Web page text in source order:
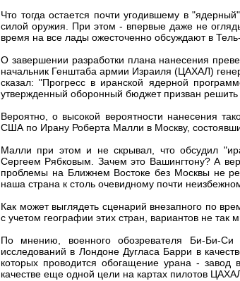
Что тогда остается почти угодившему в
силой оружия. При этом - впервые даже не
время на все лады ожесточенно обсуждают в
О завершении разработки плана нанесения
начальник Генштаба армии Израиля (ЦАХАЛ)
сказал: "Прогресс в иранской ядерной
утвержденный оборонный бюджет призван решить
Вероятно, о высокой вероятности нанесения
США по Ирану Роберта Малли в Москву,
Малли при этом и не скрывал, что обсудил
Сергеем Рябковым. Зачем это Вашингтону? А
проблемы на Ближнем Востоке без Москвы не
наша страна к столь очевидному почти
Как может выглядеть сценарий внезапного по
с учетом географии этих стран, вариантов не так
По мнению, военного обозревателя Би-Би-Си
исследований в Лондоне Дугласа Барри в
которых проводится обогащение урана -
качестве еще одной цели на картах пилотов